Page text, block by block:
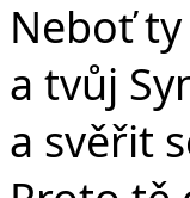
Neboť
a tvůj
a svěřit